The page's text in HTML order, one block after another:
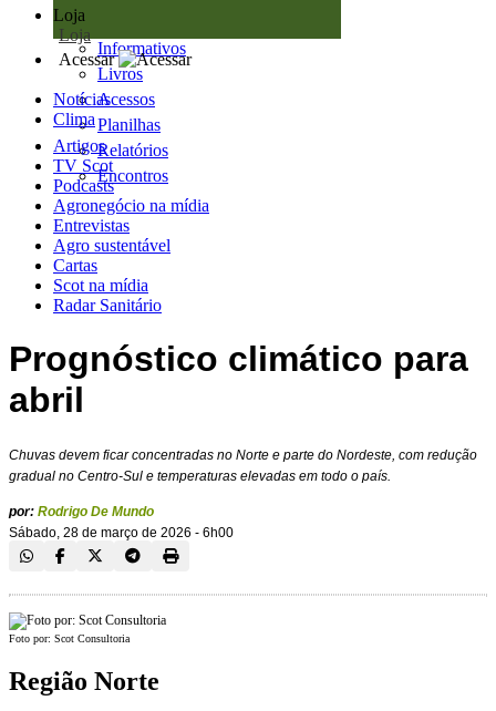
Loja
Loja
Informativos
Livros
Acessos
Planilhas
Relatórios
Encontros
Acessar
Notícias
Clima
Artigos
TV Scot
Podcasts
Agronegócio na mídia
Entrevistas
Agro sustentável
Cartas
Scot na mídia
Radar Sanitário
Prognóstico climático para
abril
Chuvas devem ficar concentradas no Norte e parte do Nordeste, com redução
gradual no Centro-Sul e temperaturas elevadas em todo o país.
por: Rodrigo De Mundo
Sábado, 28 de março de 2026 - 6h00
Foto por: Scot Consultoria
Região Norte